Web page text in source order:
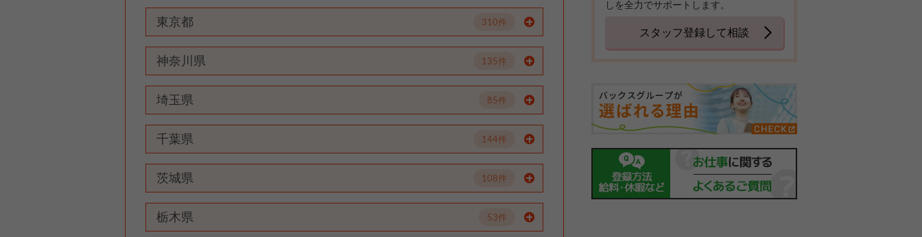
東京都 310件
神奈川県 135件
埼玉県 85件
千葉県 144件
茨城県 108件
栃木県 53件
しを全力でサポートします。
スタッフ登録して相談